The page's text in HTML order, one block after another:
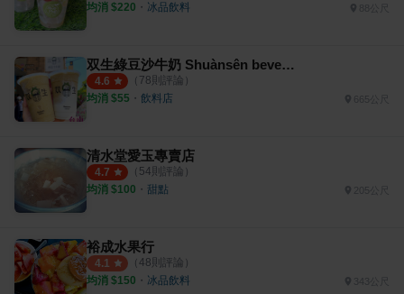
均消 $220 ・ 冰品飲料
双生綠豆沙牛奶 Shuànsên beverages
4.6 （ 78則評論）
均消 $55 ・ 飲料店 665公尺
清水堂愛玉專賣店
4.7 （ 54則評論）
均消 $100 ・ 甜點 205公尺
裕成水果行
4.1 （ 48則評論）
均消 $150 ・ 冰品飲料 343公尺